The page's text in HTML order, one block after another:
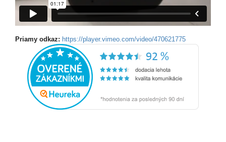
Priamy odkaz: https://player.vimeo.com/video/470621775